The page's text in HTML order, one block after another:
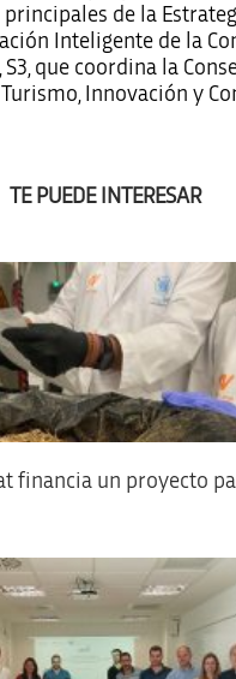
principales de la
Inteligente de la
S3, que coordina la
Turismo, Innovación y
TE PUEDE INTERESAR
financia un proyecto